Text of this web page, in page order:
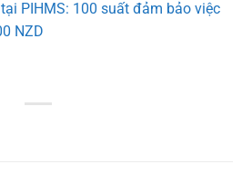
PIHMS: 100 suất đảm bảo việc
NZD